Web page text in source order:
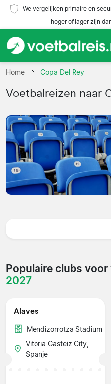
We vergelijken primaire en
hoger of lager zijn
Home
Teams
Competities
Reisorganisaties
Home Copa Del Rey
Voetbalreizen naar
Populaire clubs
2027
Alaves
Mendizorrotza Stadium
Vitoria Gasteiz City,
Spanje